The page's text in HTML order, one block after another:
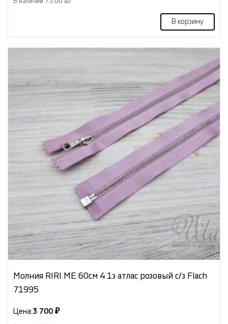
В корзину
Молния RIRI МЕ 60см 4 1з атлас розовый с/з Flach
71995
Цена:3 700 ₽